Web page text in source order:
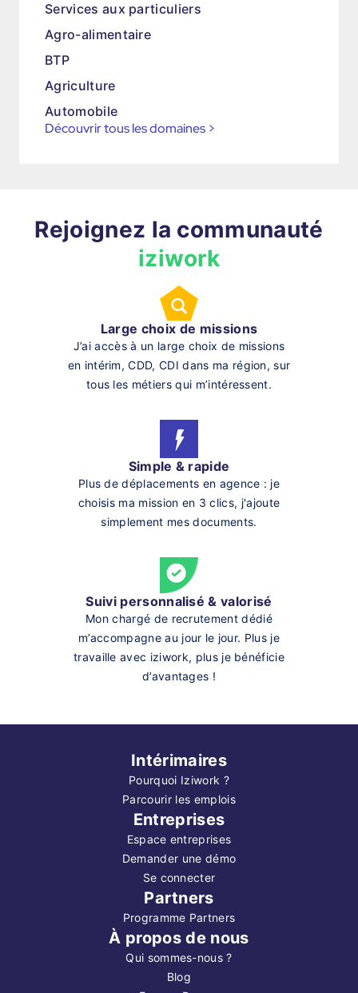
Services aux particuliers
Agro-alimentaire
BTP
Agriculture
Automobile
Découvrir tous les domaines >
Rejoignez la communauté
iziwork
Large choix de missions
J’ai accès à un large choix de missions
en intérim, CDD, CDI dans ma région, sur
tous les métiers qui m’intéressent.
Simple & rapide
Plus de déplacements en agence : je
choisis ma mission en 3 clics, j'ajoute
simplement mes documents.
Suivi personnalisé & valorisé
Mon chargé de recrutement dédié
m’accompagne au jour le jour. Plus je
travaille avec iziwork, plus je bénéficie
d’avantages !
Intérimaires
Pourquoi Iziwork ?
Parcourir les emplois
Entreprises
Espace entreprises
Demander une démo
Se connecter
Partners
Programme Partners
À propos de nous
Qui sommes-nous ?
Blog